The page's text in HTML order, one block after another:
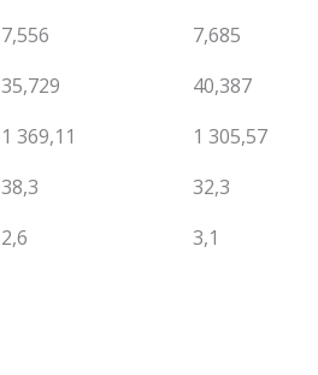
7,556 7,685
35,729 40,387
1 369,11 1 305,57
38,3 32,3
2,6 3,1